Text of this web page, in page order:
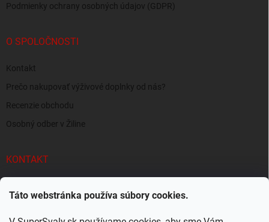
Táto webstránka používa súbory cookies.
Podmienky ochrany osobných údajov (GDPR)
O SPOLOČNOSTI
Kontakt
Prečo nakupovať výživové doplnky od nás?
Recenzie obchodu
Osobný odber v Žiline
KONTAKT